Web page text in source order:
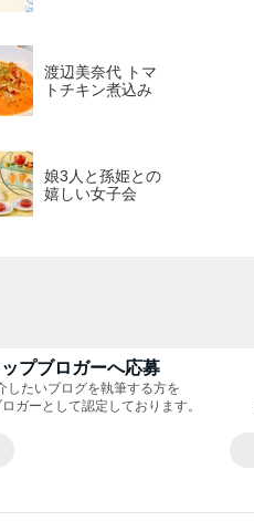
渡辺美奈代 トマ
トチキン煮込み
娘3人と孫姫との
嬉しい女子会
プブロガーへ応募
したいブログを執筆する方を
ガーとして認定しております。